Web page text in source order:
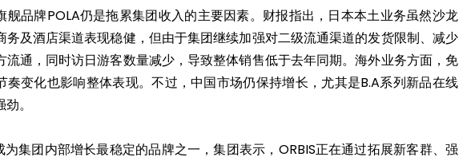
舰品牌POLA仍是拖累集团收入的主要因素。财报指出，日本本土业务虽然沙龙
务及酒店渠道表现稳健，但由于集团继续加强对二级流通渠道的发货限制、减少
流通，同时访日游客数量减少，导致整体销售低于去年同期。海外业务方面，免
奏变化也影响整体表现。不过，中国市场仍保持增长，尤其是B.A系列新品在线
。
为集团内部增长最稳定的品牌之一，集团表示，ORBIS正在通过拓展新客群、强